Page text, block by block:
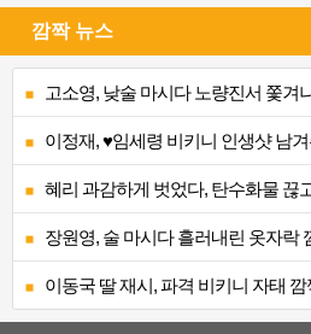
깜짝 뉴스
고소영, 낮술 마시다 노량진서 쫓겨
이정재, ♥임세령 비키니 인생샷 남
혜리 과감하게 벗었다, 탄수화물 끊
장원영, 술 마시다 흘러내린 옷자락
이동국 딸 재시, 파격 비키니 자태